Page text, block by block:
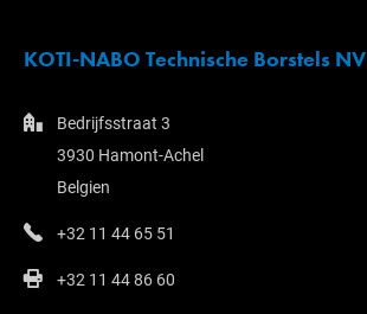
KOTI-NABO Technische Borstels NV
Bedrijfsstraat 3
3930 Hamont-Achel
Belgien
+32 11 44 65 51
+32 11 44 86 60